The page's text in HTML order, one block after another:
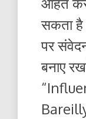
सकता
पर
बनाए